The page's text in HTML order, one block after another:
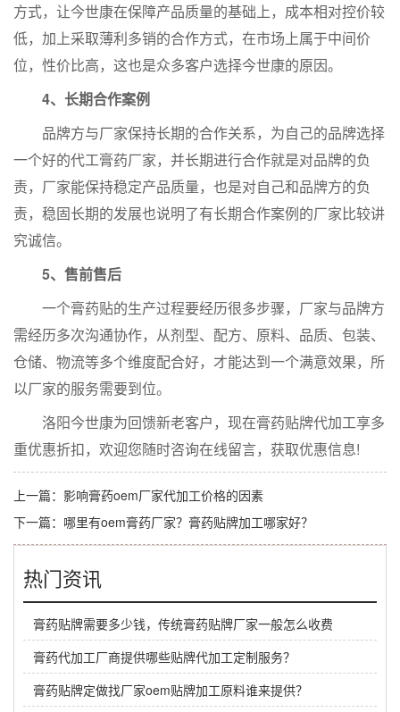
方式，让今世康在保障产品质量的基础上，成本相对控价较
低，加上采取薄利多销的合作方式，在市场上属于中间价
位，性价比高，这也是众多客户选择今世康的原因。
4、长期合作案例
品牌方与厂家保持长期的合作关系，为自己的品牌选择
一个好的代工膏药厂家，并长期进行合作就是对品牌的负
责，厂家能保持稳定产品质量，也是对自己和品牌方的负
责，稳固长期的发展也说明了有长期合作案例的厂家比较讲
究诚信。
5、售前售后
一个膏药贴的生产过程要经历很多步骤，厂家与品牌方
需经历多次沟通协作，从剂型、配方、原料、品质、包装、
仓储、物流等多个维度配合好，才能达到一个满意效果，所
以厂家的服务需要到位。
洛阳今世康为回馈新老客户，现在膏药贴牌代加工享多
重优惠折扣，欢迎您随时咨询在线留言，获取优惠信息!
上一篇： 影响膏药oem厂家代加工价格的因素
下一篇： 哪里有oem膏药厂家？膏药贴牌加工哪家好？
热门资讯
膏药贴牌需要多少钱，传统膏药贴牌厂家一般怎么收费
膏药代加工厂商提供哪些贴牌代加工定制服务？
膏药贴牌定做找厂家oem贴牌加工原料谁来提供？